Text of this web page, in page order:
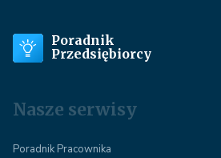
Poradnik
Przedsiębiorcy
Nasze serwisy
Poradnik Pracownika